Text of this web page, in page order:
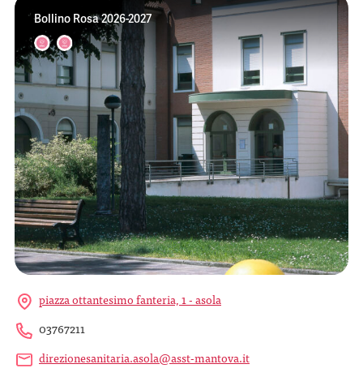
FAQ
CHI SIAMO
Bollino Rosa 2026-2027
piazza ottantesimo fanteria, 1 - asola
03767211
direzionesanitaria.asola@asst-mantova.it